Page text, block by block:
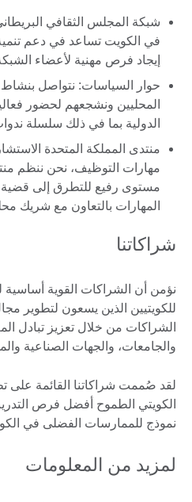
في الكويت تساعد في دعم
إيجاد فرص مهنية لأعضاء
حوار السياسات: نتواصل
المحليين ونشجعهم لحضور
الدولية بما في ذلك سلسلة
منتدى المملكة المتحدة
مهارات التوظيف، نحن ننظم
مستوى رفيع للتطرق إلى
المهارات بالتعاون مع شريك
شراكاتنا
نؤمن أن الشراكات القوية أساسية
للكويتيين الذين يسعون لتطوير
الشراكات من خلال تعزيز تبادل
والجامعات، والجهات الصناعية
لقد صُممت شراكاتنا القائمة على
الكويتي الطموح أفضل فرص
نموذج للممارسات الفضلى في
لمزيد من المعلومات